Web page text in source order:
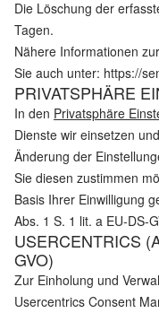
Die Löschung der
Tagen.
Nähere Informationen
Sie auch unter: https://
PRIVATSPHÄRE
In den Privatsphäre
Dienste wir einsetzen
Änderung der
Sie diesen zustimmen
Basis Ihrer Einwilligung
Abs. 1 S. 1 lit. a EU-DS-
USERCENTRICS
GVO)
Zur Einholung und
Usercentrics Consent